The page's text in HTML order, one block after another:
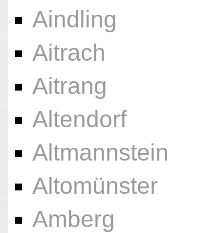
Aindling
Aitrach
Aitrang
Altendorf
Altmannstein
Altomünster
Amberg